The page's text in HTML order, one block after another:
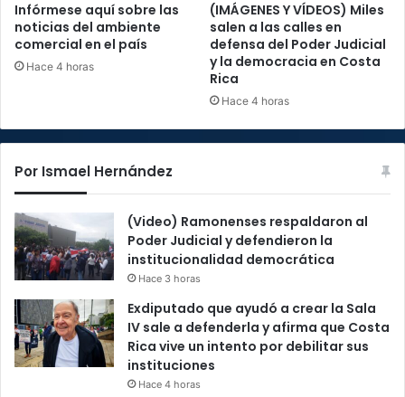
Infórmese aquí sobre las
noticias del ambiente
comercial en el país
Hace 4 horas
(IMÁGENES Y VÍDEOS) Miles
salen a las calles en
defensa del Poder Judicial
y la democracia en Costa
Rica
Hace 4 horas
Por Ismael Hernández
(Video) Ramonenses respaldaron al
Poder Judicial y defendieron la
institucionalidad democrática
Hace 3 horas
Exdiputado que ayudó a crear la Sala
IV sale a defenderla y afirma que Costa
Rica vive un intento por debilitar sus
instituciones
Hace 4 horas